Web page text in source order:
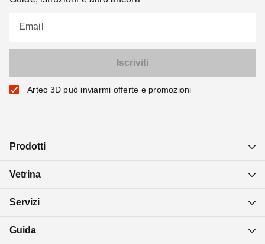
Email
Artec 3D può inviarmi offerte e promozioni
Prodotti
Vetrina
Servizi
Guida